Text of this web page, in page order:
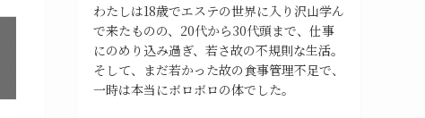
わたしは18歳でエステの世界に入り沢山学ん
で来たものの、20代から30代頭まで、仕事
にのめり込み過ぎ、若さ故の不規則な生活。
そして、まだ若かった故の食事管理不足で、
一時は本当にボロボロの体でした。